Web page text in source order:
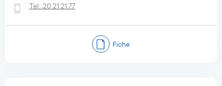
Tel: 20 21 21 77
Fiche